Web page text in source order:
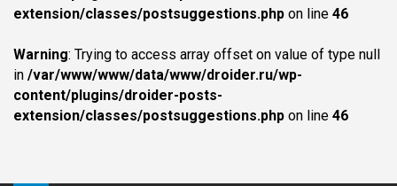
extension/classes/postsuggestions.php on line 46
Warning: Trying to access array offset on value of type null
in /var/www/www/data/www/droider.ru/wp-
content/plugins/droider-posts-
extension/classes/postsuggestions.php on line 46